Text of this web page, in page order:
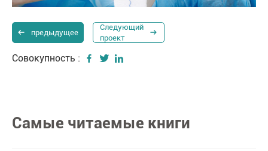
предыдущее
Следующий
проект
Совокупность :
Самые читаемые книги